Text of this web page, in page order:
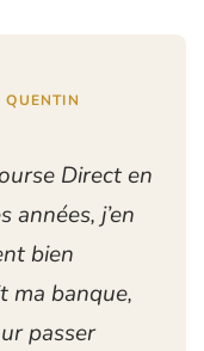
QUENTIN
Direct en
années, j’en
bien
ma banque,
passer